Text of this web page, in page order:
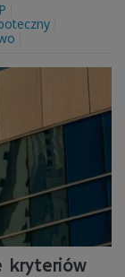
kryteriów